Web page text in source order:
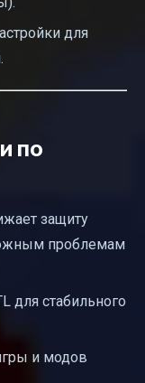
для
по
защиту
проблемам
для стабильного
и модов